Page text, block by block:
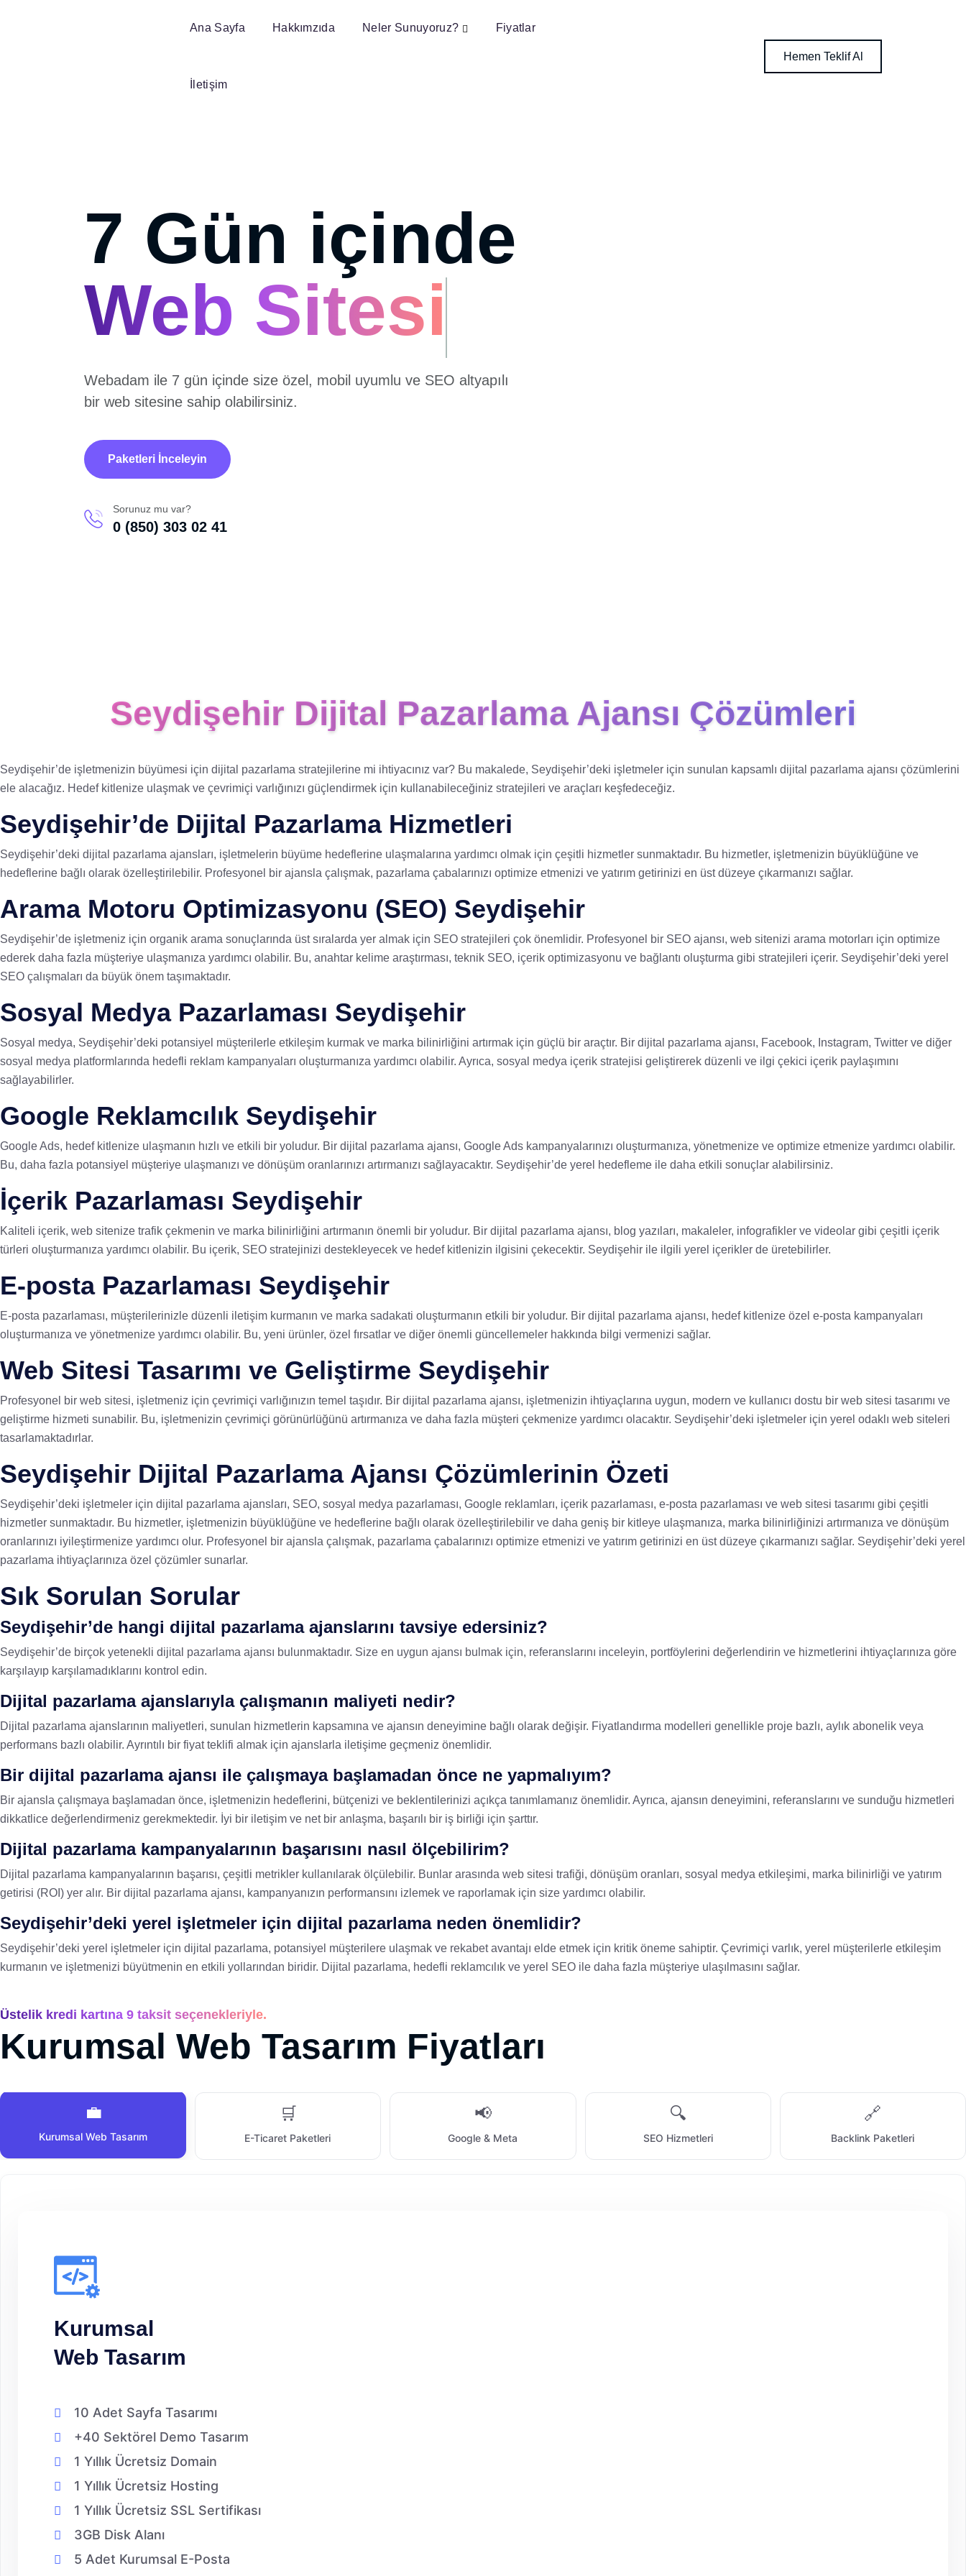
Ana Sayfa Hakkımzıda Neler Sunuyoruz? Fiyatlar
İletişim
Hemen Teklif Al
7 Gün içinde
Web Sitesi
Webadam ile 7 gün içinde size özel, mobil uyumlu ve SEO altyapılı
bir web sitesine sahip olabilirsiniz.
Paketleri İnceleyin
Sorunuz mu var?
0 (850) 303 02 41
Seydişehir Dijital Pazarlama Ajansı Çözümleri
Seydişehir’de işletmenizin büyümesi için dijital pazarlama stratejilerine mi ihtiyacınız var? Bu makalede, Seydişehir’deki işletmeler için sunulan kapsamlı dijital pazarlama ajansı çözümlerini
ele alacağız. Hedef kitlenize ulaşmak ve çevrimiçi varlığınızı güçlendirmek için kullanabileceğiniz stratejileri ve araçları keşfedeceğiz.
Seydişehir’de Dijital Pazarlama Hizmetleri
Seydişehir’deki dijital pazarlama ajansları, işletmelerin büyüme hedeflerine ulaşmalarına yardımcı olmak için çeşitli hizmetler sunmaktadır. Bu hizmetler, işletmenizin büyüklüğüne ve
hedeflerine bağlı olarak özelleştirilebilir. Profesyonel bir ajansla çalışmak, pazarlama çabalarınızı optimize etmenizi ve yatırım getirinizi en üst düzeye çıkarmanızı sağlar.
Arama Motoru Optimizasyonu (SEO) Seydişehir
Seydişehir’de işletmeniz için organik arama sonuçlarında üst sıralarda yer almak için SEO stratejileri çok önemlidir. Profesyonel bir SEO ajansı, web sitenizi arama motorları için optimize
ederek daha fazla müşteriye ulaşmanıza yardımcı olabilir. Bu, anahtar kelime araştırması, teknik SEO, içerik optimizasyonu ve bağlantı oluşturma gibi stratejileri içerir. Seydişehir’deki yerel
SEO çalışmaları da büyük önem taşımaktadır.
Sosyal Medya Pazarlaması Seydişehir
Sosyal medya, Seydişehir’deki potansiyel müşterilerle etkileşim kurmak ve marka bilinirliğini artırmak için güçlü bir araçtır. Bir dijital pazarlama ajansı, Facebook, Instagram, Twitter ve diğer
sosyal medya platformlarında hedefli reklam kampanyaları oluşturmanıza yardımcı olabilir. Ayrıca, sosyal medya içerik stratejisi geliştirerek düzenli ve ilgi çekici içerik paylaşımını
sağlayabilirler.
Google Reklamcılık Seydişehir
Google Ads, hedef kitlenize ulaşmanın hızlı ve etkili bir yoludur. Bir dijital pazarlama ajansı, Google Ads kampanyalarınızı oluşturmanıza, yönetmenize ve optimize etmenize yardımcı olabilir.
Bu, daha fazla potansiyel müşteriye ulaşmanızı ve dönüşüm oranlarınızı artırmanızı sağlayacaktır. Seydişehir’de yerel hedefleme ile daha etkili sonuçlar alabilirsiniz.
İçerik Pazarlaması Seydişehir
Kaliteli içerik, web sitenize trafik çekmenin ve marka bilinirliğini artırmanın önemli bir yoludur. Bir dijital pazarlama ajansı, blog yazıları, makaleler, infografikler ve videolar gibi çeşitli içerik
türleri oluşturmanıza yardımcı olabilir. Bu içerik, SEO stratejinizi destekleyecek ve hedef kitlenizin ilgisini çekecektir. Seydişehir ile ilgili yerel içerikler de üretebilirler.
E-posta Pazarlaması Seydişehir
E-posta pazarlaması, müşterilerinizle düzenli iletişim kurmanın ve marka sadakati oluşturmanın etkili bir yoludur. Bir dijital pazarlama ajansı, hedef kitlenize özel e-posta kampanyaları
oluşturmanıza ve yönetmenize yardımcı olabilir. Bu, yeni ürünler, özel fırsatlar ve diğer önemli güncellemeler hakkında bilgi vermenizi sağlar.
Web Sitesi Tasarımı ve Geliştirme Seydişehir
Profesyonel bir web sitesi, işletmeniz için çevrimiçi varlığınızın temel taşıdır. Bir dijital pazarlama ajansı, işletmenizin ihtiyaçlarına uygun, modern ve kullanıcı dostu bir web sitesi tasarımı ve
geliştirme hizmeti sunabilir. Bu, işletmenizin çevrimiçi görünürlüğünü artırmanıza ve daha fazla müşteri çekmenize yardımcı olacaktır. Seydişehir’deki işletmeler için yerel odaklı web siteleri
tasarlamaktadırlar.
Seydişehir Dijital Pazarlama Ajansı Çözümlerinin Özeti
Seydişehir’deki işletmeler için dijital pazarlama ajansları, SEO, sosyal medya pazarlaması, Google reklamları, içerik pazarlaması, e-posta pazarlaması ve web sitesi tasarımı gibi çeşitli
hizmetler sunmaktadır. Bu hizmetler, işletmenizin büyüklüğüne ve hedeflerine bağlı olarak özelleştirilebilir ve daha geniş bir kitleye ulaşmanıza, marka bilinirliğinizi artırmanıza ve dönüşüm
oranlarınızı iyileştirmenize yardımcı olur. Profesyonel bir ajansla çalışmak, pazarlama çabalarınızı optimize etmenizi ve yatırım getirinizi en üst düzeye çıkarmanızı sağlar. Seydişehir’deki yerel
pazarlama ihtiyaçlarınıza özel çözümler sunarlar.
Sık Sorulan Sorular
Seydişehir’de hangi dijital pazarlama ajanslarını tavsiye edersiniz?
Seydişehir’de birçok yetenekli dijital pazarlama ajansı bulunmaktadır. Size en uygun ajansı bulmak için, referanslarını inceleyin, portföylerini değerlendirin ve hizmetlerini ihtiyaçlarınıza göre
karşılayıp karşılamadıklarını kontrol edin.
Dijital pazarlama ajanslarıyla çalışmanın maliyeti nedir?
Dijital pazarlama ajanslarının maliyetleri, sunulan hizmetlerin kapsamına ve ajansın deneyimine bağlı olarak değişir. Fiyatlandırma modelleri genellikle proje bazlı, aylık abonelik veya
performans bazlı olabilir. Ayrıntılı bir fiyat teklifi almak için ajanslarla iletişime geçmeniz önemlidir.
Bir dijital pazarlama ajansı ile çalışmaya başlamadan önce ne yapmalıyım?
Bir ajansla çalışmaya başlamadan önce, işletmenizin hedeflerini, bütçenizi ve beklentilerinizi açıkça tanımlamanız önemlidir. Ayrıca, ajansın deneyimini, referanslarını ve sunduğu hizmetleri
dikkatlice değerlendirmeniz gerekmektedir. İyi bir iletişim ve net bir anlaşma, başarılı bir iş birliği için şarttır.
Dijital pazarlama kampanyalarının başarısını nasıl ölçebilirim?
Dijital pazarlama kampanyalarının başarısı, çeşitli metrikler kullanılarak ölçülebilir. Bunlar arasında web sitesi trafiği, dönüşüm oranları, sosyal medya etkileşimi, marka bilinirliği ve yatırım
getirisi (ROI) yer alır. Bir dijital pazarlama ajansı, kampanyanızın performansını izlemek ve raporlamak için size yardımcı olabilir.
Seydişehir’deki yerel işletmeler için dijital pazarlama neden önemlidir?
Seydişehir’deki yerel işletmeler için dijital pazarlama, potansiyel müşterilere ulaşmak ve rekabet avantajı elde etmek için kritik öneme sahiptir. Çevrimiçi varlık, yerel müşterilerle etkileşim
kurmanın ve işletmenizi büyütmenin en etkili yollarından biridir. Dijital pazarlama, hedefli reklamcılık ve yerel SEO ile daha fazla müşteriye ulaşılmasını sağlar.
Üstelik kredi kartına 9 taksit seçenekleriyle.
Kurumsal Web Tasarım Fiyatları
💼
Kurumsal Web Tasarım
🛒
E-Ticaret Paketleri
📢
Google & Meta
🔍
SEO Hizmetleri
🔗
Backlink Paketleri
Kurumsal
Web Tasarım
10 Adet Sayfa Tasarımı
+40 Sektörel Demo Tasarım
1 Yıllık Ücretsiz Domain
1 Yıllık Ücretsiz Hosting
1 Yıllık Ücretsiz SSL Sertifikası
3GB Disk Alanı
5 Adet Kurumsal E-Posta